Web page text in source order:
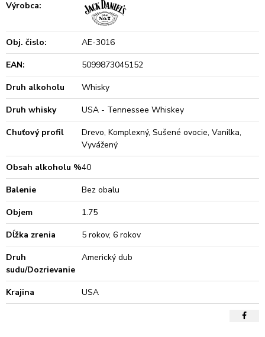
Výrobca:
Obj. čislo:
AE-3016
EAN:
5099873045152
Druh alkoholu
Whisky
Druh whisky
USA - Tennessee Whiskey
Chuťový profil
Drevo, Komplexný, Sušené ovocie, Vanilka,
Vyvážený
Obsah alkoholu %40
Balenie
Bez obalu
Objem
1.75
Dĺžka zrenia
5 rokov, 6 rokov
Druh
sudu/Dozrievanie
Americký dub
Krajina USA